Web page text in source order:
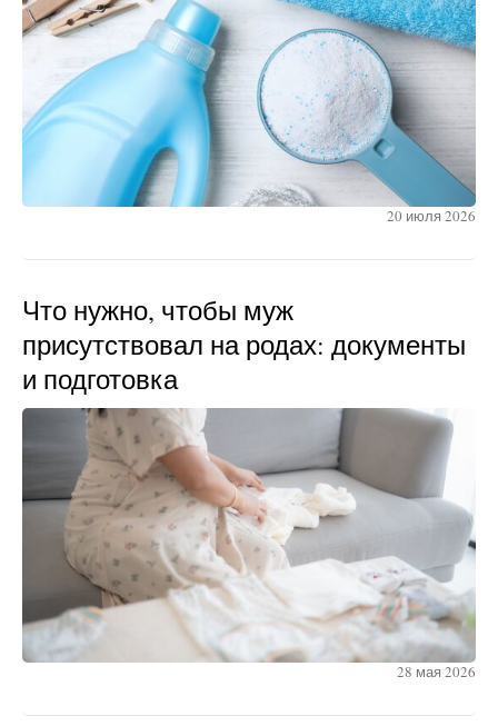
20 июля 2026
Что нужно, чтобы муж
присутствовал на родах: документы
и подготовка
28 мая 2026